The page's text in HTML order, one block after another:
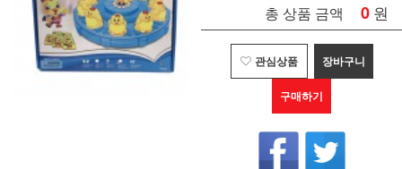
총 상품 금액 0 원
관심상품 장바구니
구매하기